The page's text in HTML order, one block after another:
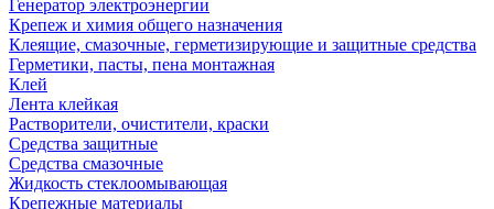
Генератор электроэнергии
Крепеж и химия общего назначения
Клеящие, смазочные, герметизирующие и защитные средства
Герметики, пасты, пена монтажная
Клей
Лента клейкая
Растворители, очистители, краски
Средства защитные
Средства смазочные
Жидкость стеклоомывающая
Крепежные материалы